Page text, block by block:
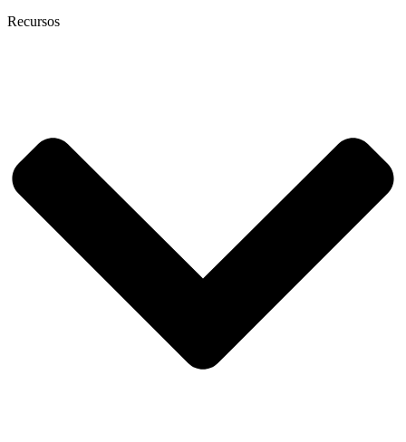
Recursos